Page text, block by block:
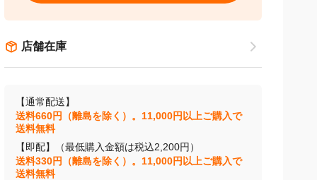
店舗在庫
【通常配送】
送料660円（離島を除く）。11,000円以上ご購入で
送料無料
【即配】（最低購入金額は税込2,200円）
送料330円（離島を除く）。11,000円以上ご購入で
送料無料